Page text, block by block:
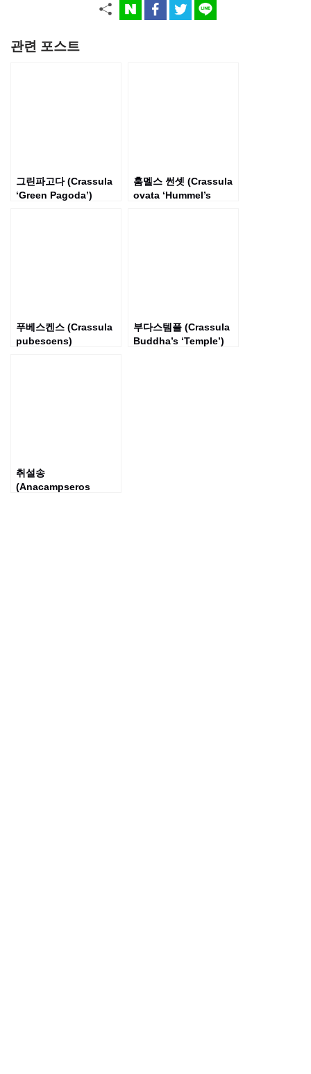
관련 포스트
그린파고다 (Crassula
‘Green Pagoda’)
훔멜스 썬셋 (Crassula
ovata ‘Hummel’s
푸베스켄스 (Crassula
pubescens)
부다스템플 (Crassula
Buddha’s ‘Temple’)
취설송
(Anacampseros